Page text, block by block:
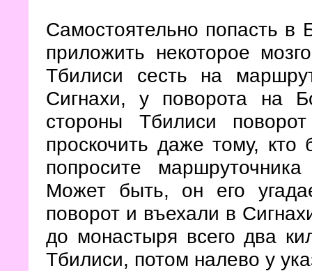
Самостоятельно попасть в
приложить некоторое
Тбилиси сесть на
Сигнахи, у поворота на
стороны Тбилиси
проскочить даже тому, кто
попросите
Может быть, он его
поворот и въехали в
до монастыря всего два
Тбилиси, потом налево у